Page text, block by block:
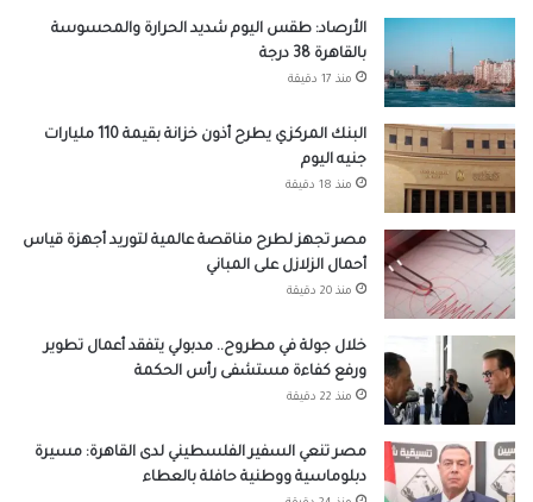
الأرصاد: طقس اليوم شديد الحرارة والمحسوسة
بالقاهرة 38 درجة
منذ 17 دقيقة
البنك المركزي يطرح أذون خزانة بقيمة 110 مليارات
جنيه اليوم
منذ 18 دقيقة
مصر تجهز لطرح مناقصة عالمية لتوريد أجهزة قياس
أحمال الزلازل على المباني
منذ 20 دقيقة
خلال جولة في مطروح.. مدبولي يتفقد أعمال تطوير
ورفع كفاءة مستشفى رأس الحكمة
منذ 22 دقيقة
مصر تنعي السفير الفلسطيني لدى القاهرة: مسيرة
دبلوماسية ووطنية حافلة بالعطاء